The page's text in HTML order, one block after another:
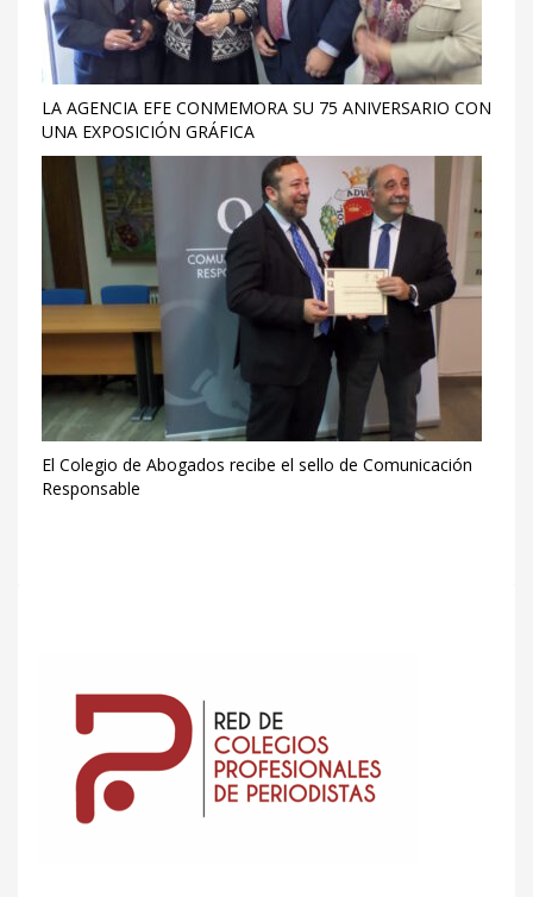
LA AGENCIA EFE CONMEMORA SU 75 ANIVERSARIO CON
UNA EXPOSICIÓN GRÁFICA
El Colegio de Abogados recibe el sello de Comunicación
Responsable